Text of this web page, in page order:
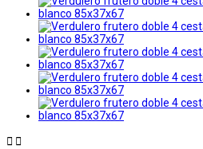
 